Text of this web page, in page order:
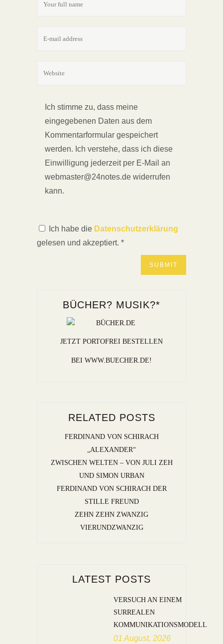
Ich stimme zu, dass meine
eingegebenen Daten aus dem
Kommentarformular gespeichert
werden. Ich verstehe, dass ich diese
Einwilligung jederzeit per E-Mail an
webmaster@24notes.de widerrufen
kann.
Ich habe die Datenschutzerklärung
gelesen und akzeptiert. *
BÜCHER? MUSIK?*
JETZT PORTOFREI BESTELLEN
BEI WWW.BUECHER.DE!
RELATED POSTS
FERDINAND VON SCHIRACH
„ALEXANDER“
ZWISCHEN WELTEN – VON JULI ZEH
UND SIMON URBAN
FERDINAND VON SCHIRACH DER
STILLE FREUND
ZEHN ZEHN ZWANZIG
VIERUNDZWANZIG
LATEST POSTS
VERSUCH AN EINEM
SURREALEN
KOMMUNIKATIONSMODELL
01 August, 2026